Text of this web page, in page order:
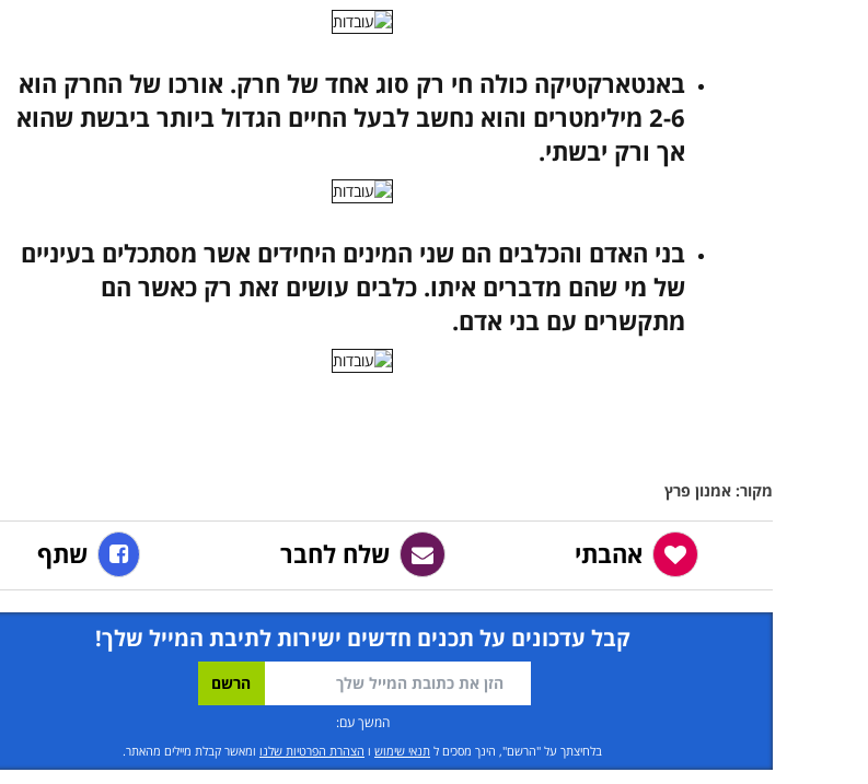
באנטארקטיקה כולה חי רק סוג אחד של חרק. אורכו של החרק הוא
2-6 מילימטרים והוא נחשב לבעל החיים הגדול ביותר ביבשת שהוא
אך ורק יבשתי.
בני האדם והכלבים הם שני המינים היחידים אשר מסתכלים בעיניים
של מי שהם מדברים איתו. כלבים עושים זאת רק כאשר הם
מתקשרים עם בני אדם.
מקור: אמנון פרץ
אהבתי שלח לחבר שתף
קבל עדכונים על תכנים חדשים ישירות לתיבת המייל שלך!
המשך עם:
בלחיצתך על "הרשם", הינך מסכים ל תנאי שימוש ו הצהרת הפרטיות שלנו ומאשר קבלת מיילים מהאתר.